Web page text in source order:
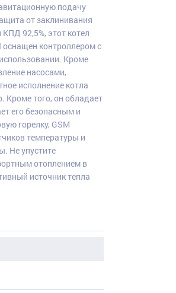
подачу
от заклинивания
92,5%, этот котел
оснащен контроллером с
Кроме
насосами,
исполнение котла
Кроме того, он обладает
его безопасным и
горелку, GSM
температуры и
Не упустите
отоплением в
источник тепла